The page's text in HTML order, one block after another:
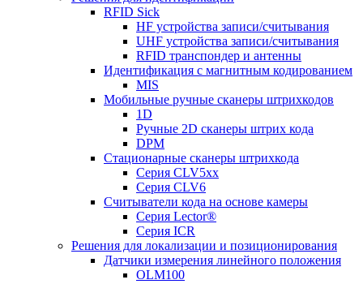
RFID Sick
HF устройства записи/считывания
UHF устройства записи/считывания
RFID транспондер и антенны
Идентификация с магнитным кодированием
MIS
Мобильные ручные сканеры штрихкодов
1D
Ручные 2D сканеры штрих кода
DPM
Стационарные сканеры штрихкода
Серия CLV5xx
Серия CLV6
Считыватели кода на основе камеры
Серия Lector®
Серия ICR
Решения для локализации и позиционирования
Датчики измерения линейного положения
OLM100